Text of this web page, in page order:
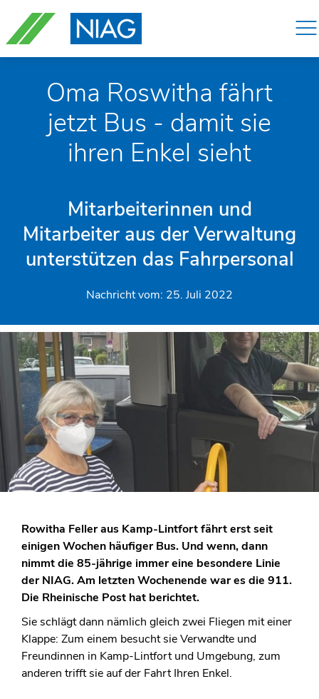
überspringen
Oma Roswitha fährt
jetzt Bus - damit sie
ihren Enkel sieht
Mitarbeiterinnen und
Mitarbeiter aus der Verwaltung
unterstützen das Fahrpersonal
Nachricht vom: 25. Juli 2022
Rowitha Feller aus Kamp-Lintfort fährt erst seit
einigen Wochen häufiger Bus. Und wenn, dann
nimmt die 85-jährige immer eine besondere Linie
der NIAG. Am letzten Wochenende war es die 911.
Die Rheinische Post hat berichtet.
Sie schlägt dann nämlich gleich zwei Fliegen mit einer
Klappe: Zum einem besucht sie Verwandte und
Freundinnen in Kamp-Lintfort und Umgebung, zum
anderen trifft sie auf der Fahrt Ihren Enkel.